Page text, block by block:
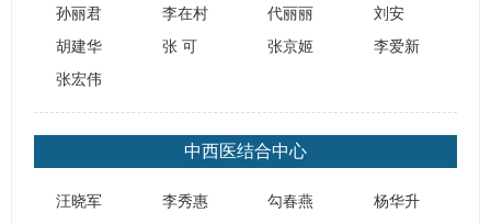
孙丽君 李在村 代丽丽
刘安
胡建华
张 可 张京姬
李爱新
张宏伟
中西医结合中心
汪晓军 李秀惠 勾春燕
杨华升